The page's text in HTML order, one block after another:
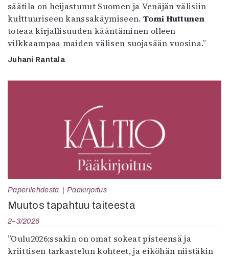
säätila on heijastunut Suomen ja Venäjän välisiin
kulttuuriseen kanssakäymiseen. Tomi Huttunen
toteaa kirjallisuuden kääntäminen olleen
vilkkaampaa maiden välisen suojasään vuosina.”
Juhani Rantala
Paperilehdestä Pääkirjoitus
Muutos tapahtuu taiteesta
2–3/2026
”Oulu2026:ssakin on omat sokeat pisteensä ja
kriittisen tarkastelun kohteet, ja eiköhän niistäkin